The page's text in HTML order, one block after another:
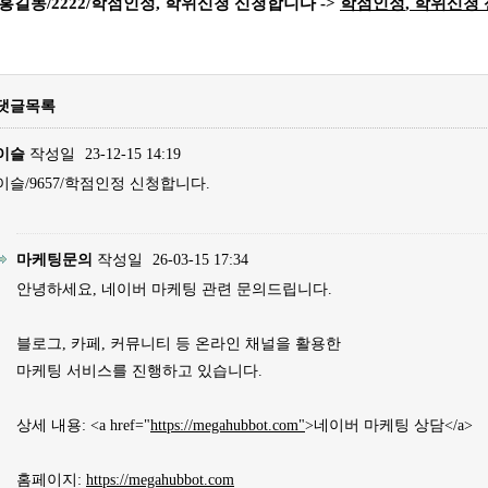
글목록
슬 작성일
23-12-15 14:19
슬/9657/학점인정 신청합니다.
마케팅문의 작성일
26-03-15 17:34
안녕하세요, 네이버 마케팅 관련 문의드립니다.
블로그, 카페, 커뮤니티 등 온라인 채널을 활용한
마케팅 서비스를 진행하고 있습니다.
상세 내용: <a href="https://megahubbot.com">네이버 마케팅 상담</a>
홈페이지: https://megahubbot.com